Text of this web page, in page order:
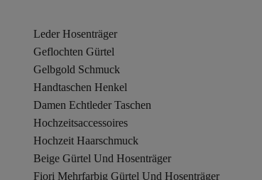
Leder Hosenträger
Geflochten Gürtel
Gelbgold Schmuck
Handtaschen Henkel
Damen Echtleder Taschen
Hochzeitsaccessoires
Hochzeit Haarschmuck
Beige Gürtel Und Hosenträger
Fiori Mehrfarbig Gürtel Und Hosenträger